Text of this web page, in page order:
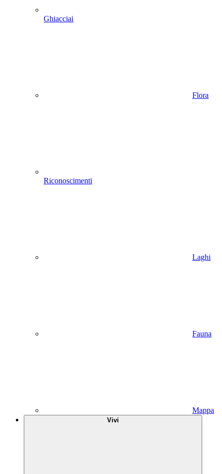
Ghiacciai
Flora
Riconoscimenti
Laghi
Fauna
Mappa
Vivi